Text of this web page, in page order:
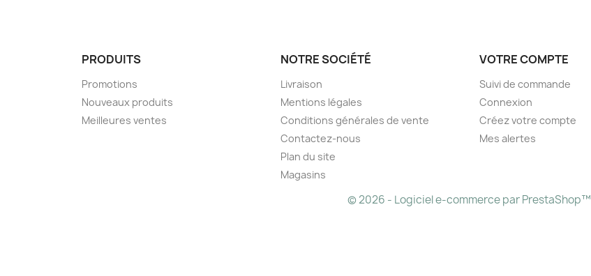
PRODUITS
Promotions
Nouveaux produits
Meilleures ventes
NOTRE SOCIÉTÉ
Livraison
Mentions légales
Conditions générales de vente
Contactez-nous
Plan du site
Magasins
VOTRE COMPTE
Suivi de commande
Connexion
Créez votre compte
Mes alertes
© 2026 - Logiciel e-commerce par PrestaShop™